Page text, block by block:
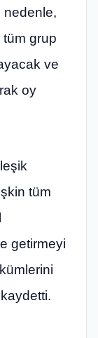
nedenle,
grup
ve
oy
tüm
getirmeyi